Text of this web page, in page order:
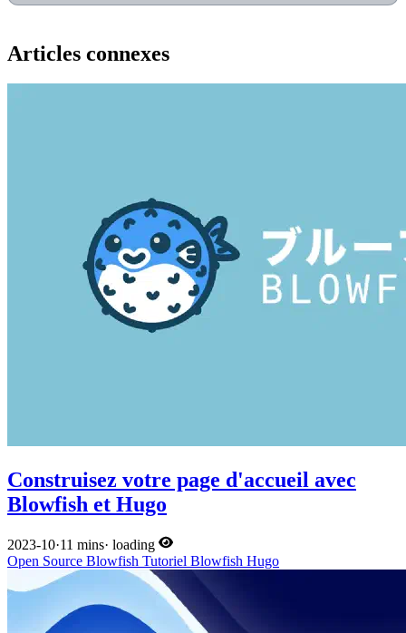
Articles connexes
Construisez votre page d'accueil avec
Blowfish et Hugo
2023-10·11 mins· loading
Open Source Blowfish Tutoriel Blowfish Hugo